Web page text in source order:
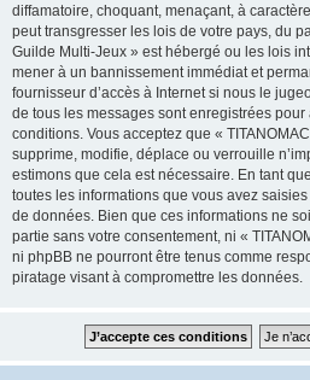
diffamatoire, choquant, menaçant, à
peut transgresser les lois de votre pays, du
Guilde Multi-Jeux » est hébergé ou les lois
mener à un bannissement immédiat et
fournisseur d’accès à Internet si nous le
de tous les messages sont enregistrées
conditions. Vous acceptez que «
supprime, modifie, déplace ou verrouille
estimons que cela est nécessaire. En tant
toutes les informations que vous avez
de données. Bien que ces informations ne
partie sans votre consentement, ni «
ni phpBB ne pourront être tenus comme
piratage visant à compromettre les données.